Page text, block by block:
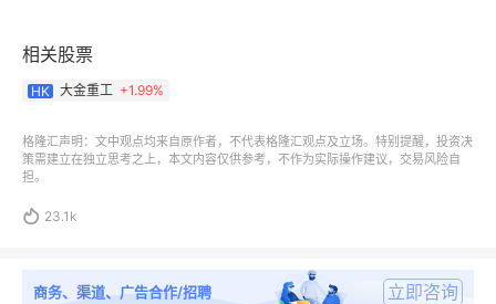
相关股票
HK 大金重工 +1.99%
格隆汇声明：文中观点均来自原作者，不代表格隆汇观点及立场。特别提醒，投资决
策需建立在独立思考之上，本文内容仅供参考，不作为实际操作建议，交易风险自
担。
 23.1k
商务、渠道、广告合作/招聘 立即咨询